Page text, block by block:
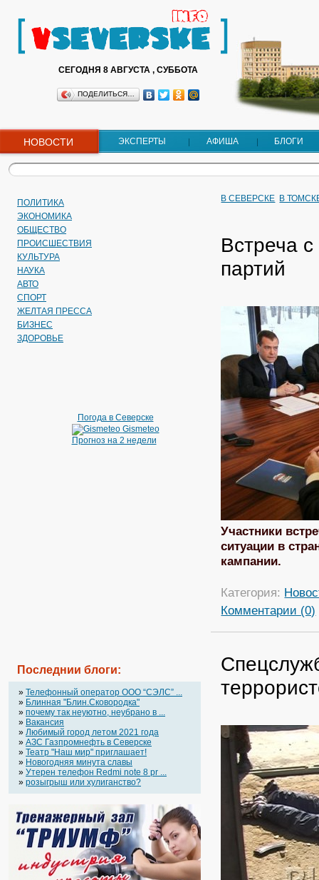
СЕГОДНЯ 8 АВГУСТА , СУББОТА
ПОДЕЛИТЬСЯ…
НОВОСТИ ЭКСПЕРТЫ АФИША БЛОГИ
ПОЛИТИКА
ЭКОНОМИКА
ОБЩЕСТВО
ПРОИСШЕСТВИЯ
КУЛЬТУРА
НАУКА
АВТО
СПОРТ
ЖЕЛТАЯ ПРЕССА
БИЗНЕС
ЗДОРОВЬЕ
Погода в Северске
Gismeteo
Прогноз на 2 недели
Последнии блоги:
» Телефонный оператор OOO “СЭЛС” ...
» Блинная "Блин.Сковородка"
» почему так неуютно, неубрано в ...
» Вакансия
» Любимый город летом 2021 года
» АЗС Газпромнефть в Северске
» Театр "Наш мир" приглашает!
» Новогодняя минута славы
» Утерен телефон Redmi note 8 pr ...
» розыгрыш или хулиганство?
В СЕВЕРСКЕ В
Встреча
партий
Участники
ситуации в
кампании.
Категория:
Комментарии (0)